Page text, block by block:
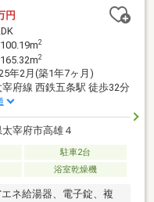
の欠陥や・腐食、給排水
年間保証・シロアリ防除
円
2
2
年2月(築1年7ヶ月)
府線 西鉄五条駅 徒歩32分
宰府市高雄４
駐車2台
浴室乾燥機
ネ給湯器、電子錠、複